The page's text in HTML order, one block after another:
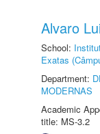
Alvaro
School:
Exatas
Department:
MODERNAS
Academic
title: MS-3.2